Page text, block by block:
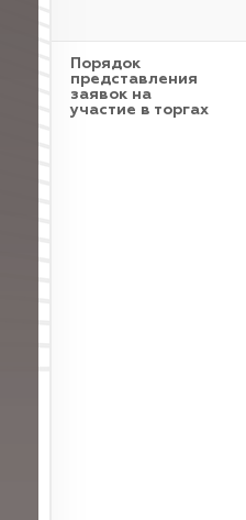
Порядок
представления
заявок на
участие в торгах